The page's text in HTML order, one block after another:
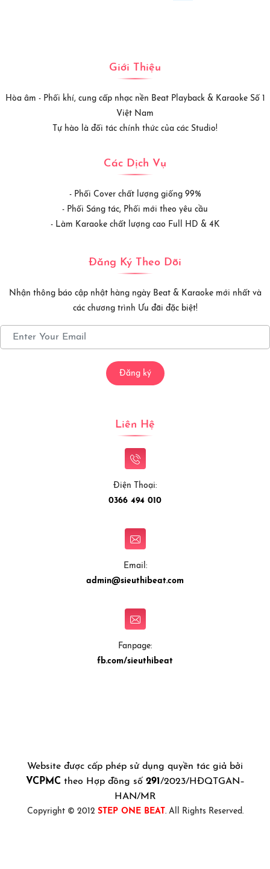
Giới Thiệu
Hòa âm - Phối khí, cung cấp nhạc nền Beat Playback & Karaoke Số 1
Việt Nam
Tự hào là đối tác chính thức của các Studio!
Các Dịch Vụ
- Phối Cover chất lượng giống 99%
- Phối Sáng tác, Phối mới theo yêu cầu
- Làm Karaoke chất lượng cao Full HD & 4K
Đăng Ký Theo Dõi
Nhận thông báo cập nhật hàng ngày Beat & Karaoke mới nhất và
các chương trình Ưu đãi đặc biệt!
Đăng ký
Liên Hệ
Điện Thoại:
0366 494 010
Email:
admin@sieuthibeat.com
Fanpage:
fb.com/sieuthibeat
Website được cấp phép sử dụng quyền tác giả bởi
VCPMC theo Hợp đồng số 291 /2023/HĐQTGAN–
HAN/MR
Copyright © 2012 STEP ONE BEAT . All Rights Reserved.